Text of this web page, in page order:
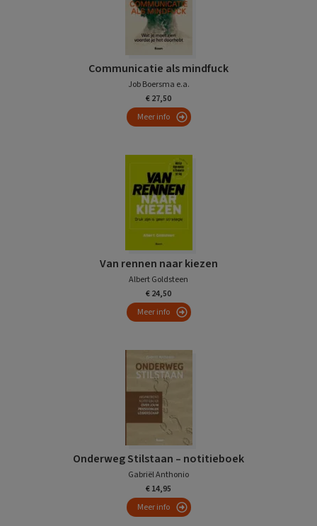
Communicatie als mindfuck
Job Boersma e.a.
€ 27,50
Meer info
Van rennen naar kiezen
Albert Goldsteen
€ 24,50
Meer info
Onderweg Stilstaan – notitieboek
Gabriël Anthonio
€ 14,95
Meer info